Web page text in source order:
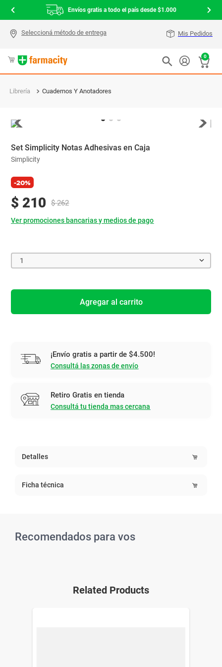
Envíos gratis a todo el país desde $1.000
Mis Pedidos
0
Librería Cuadernos Y Anotadores
Set Simplicity Notas Adhesivas en Caja
Simplicity
-20%
$ 210 $ 262
Ver promociones bancarias y medios de pago
1
Agregar al carrito
¡Envío gratis a partir de $4.500!
Consultá las zonas de envío
Retiro Gratis en tienda
Consultá tu tienda mas cercana
Detalles
Ficha técnica
Recomendados para vos
Related Products